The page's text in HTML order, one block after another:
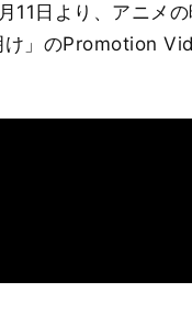
11日より、アニメ
け」のPromotion